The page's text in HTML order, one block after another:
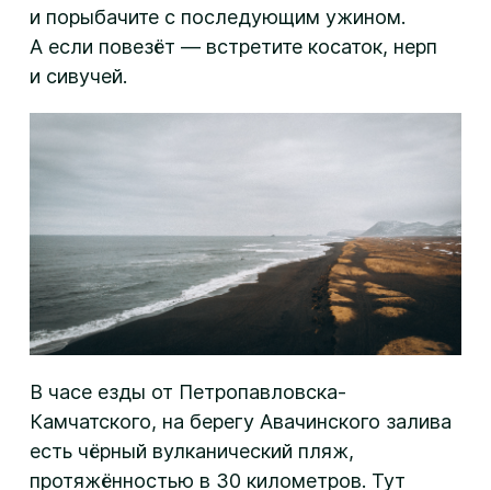
и порыбачите с последующим ужином.
А если повезёт — встретите косаток, нерп
и сивучей.
В часе езды от Петропавловска-
Камчатского, на берегу Авачинского залива
есть чёрный вулканический пляж,
протяжённостью в 30 километров. Тут